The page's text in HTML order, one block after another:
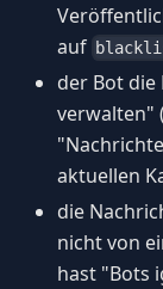
auf
der Bot
verwalten"
aktuellen
die
nicht von
hast "Bots